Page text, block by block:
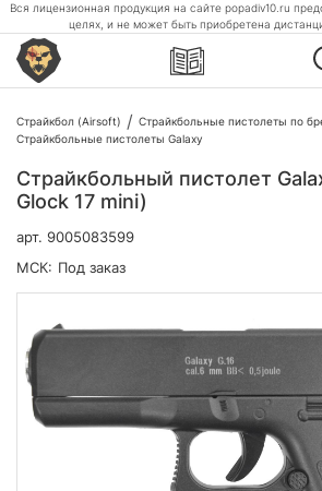
Вся лицензионная продукция на сайте popadiv10.ru
целях, и не может быть приобретена
Страйкбол (Airsoft)
Страйкбольные пистолеты по
Страйкбольные пистолеты Galaxy
Страйкбольный пистолет
Glock 17 mini)
арт. 9005083599
МСК: Под заказ